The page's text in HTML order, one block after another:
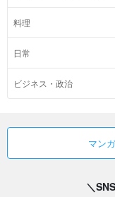
料理
日常
ビジネス・政治
マン
＼